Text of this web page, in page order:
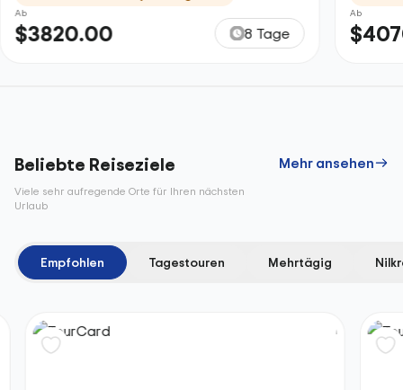
Ab
$3820.00 8 Tage
Ab
Beliebte Reiseziele
Viele sehr aufregende Orte für Ihren nächsten
Urlaub
Mehr ansehen
Empfohlen Tagestouren Mehrtägig